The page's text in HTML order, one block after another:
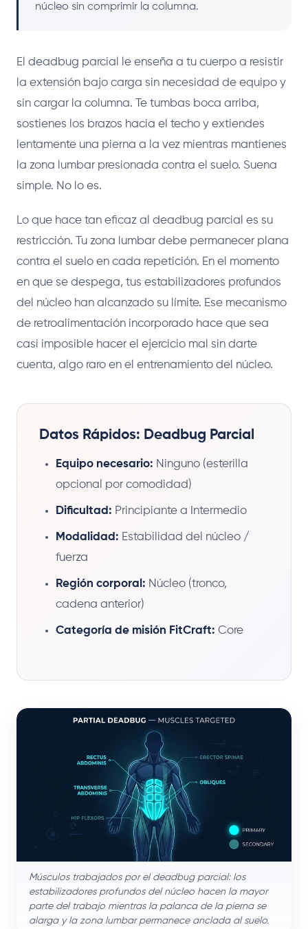
núcleo sin comprimir la columna.
El deadbug parcial le enseña a tu cuerpo a resistir
la extensión bajo carga sin necesidad de equipo y
sin cargar la columna. Te tumbas boca arriba,
sostienes los brazos hacia el techo y extiendes
lentamente una pierna a la vez mientras mantienes
la zona lumbar presionada contra el suelo. Suena
simple. No lo es.
Lo que hace tan eficaz al deadbug parcial es su
restricción. Tu zona lumbar debe permanecer plana
contra el suelo en cada repetición. En el momento
en que se despega, tus estabilizadores profundos
del núcleo han alcanzado su límite. Ese mecanismo
de retroalimentación incorporado hace que sea
casi imposible hacer el ejercicio mal sin darte
cuenta, algo raro en el entrenamiento del núcleo.
Datos Rápidos: Deadbug Parcial
Equipo necesario: Ninguno (esterilla
opcional por comodidad)
Dificultad: Principiante a Intermedio
Modalidad: Estabilidad del núcleo /
fuerza
Región corporal: Núcleo (tronco,
cadena anterior)
Categoría de misión FitCraft: Core
Músculos trabajados por el deadbug parcial: los
estabilizadores profundos del núcleo hacen la mayor
parte del trabajo mientras la palanca de la pierna se
alarga y la zona lumbar permanece anclada al suelo.